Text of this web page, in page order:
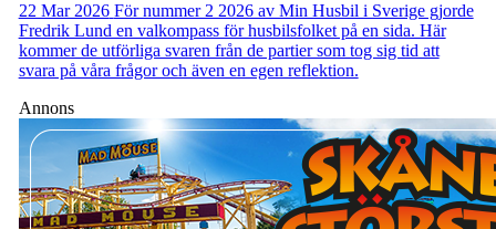
22 Mar 2026 För nummer 2 2026 av Min Husbil i Sverige gjorde
Fredrik Lund en valkompass för husbilsfolket på en sida. Här
kommer de utförliga svaren från de partier som tog sig tid att
svara på våra frågor och även en egen reflektion.
Annons